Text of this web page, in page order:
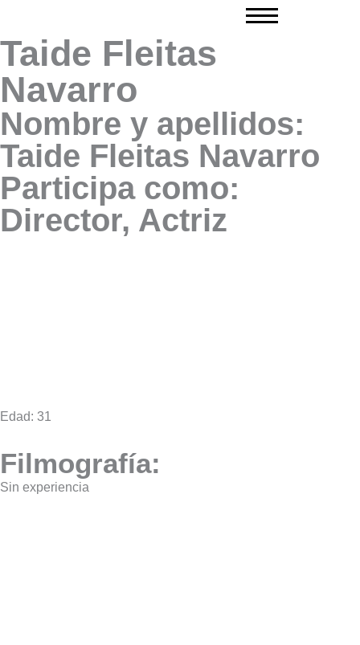
contenido
Taide Fleitas
Navarro
Nombre y apellidos:
Taide Fleitas Navarro
Participa como:
Director, Actriz
Edad: 31
Filmografía:
Sin experiencia